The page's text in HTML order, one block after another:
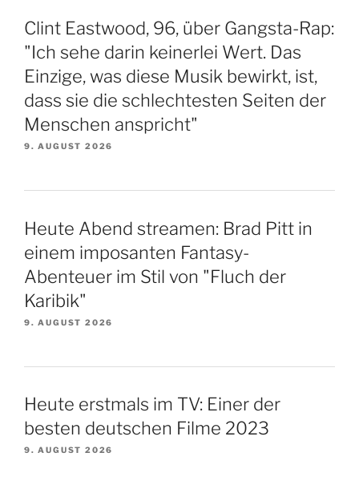
Clint Eastwood, 96, über Gangsta-Rap:
"Ich sehe darin keinerlei Wert. Das
Einzige, was diese Musik bewirkt, ist,
dass sie die schlechtesten Seiten der
Menschen anspricht"
9. AUGUST 2026
Heute Abend streamen: Brad Pitt in
einem imposanten Fantasy-
Abenteuer im Stil von "Fluch der
Karibik"
9. AUGUST 2026
Heute erstmals im TV: Einer der
besten deutschen Filme 2023
9. AUGUST 2026